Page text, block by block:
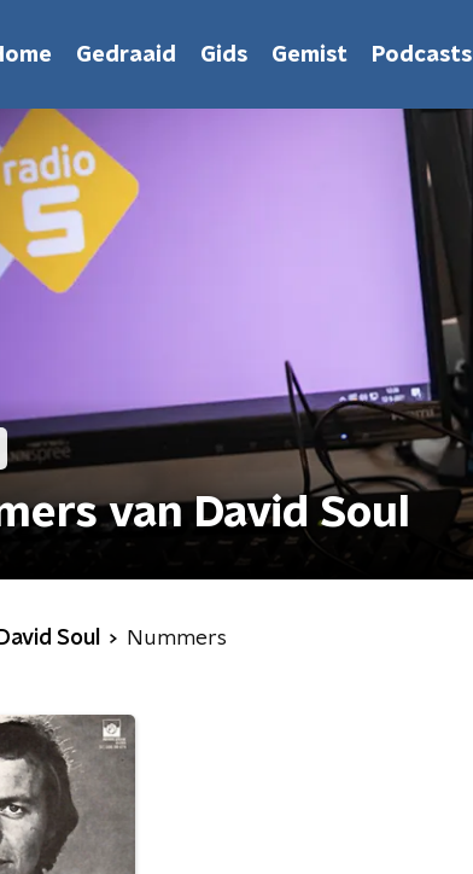
Gedraaid Gids Gemist Podcasts
van David Soul
David Soul Nummers